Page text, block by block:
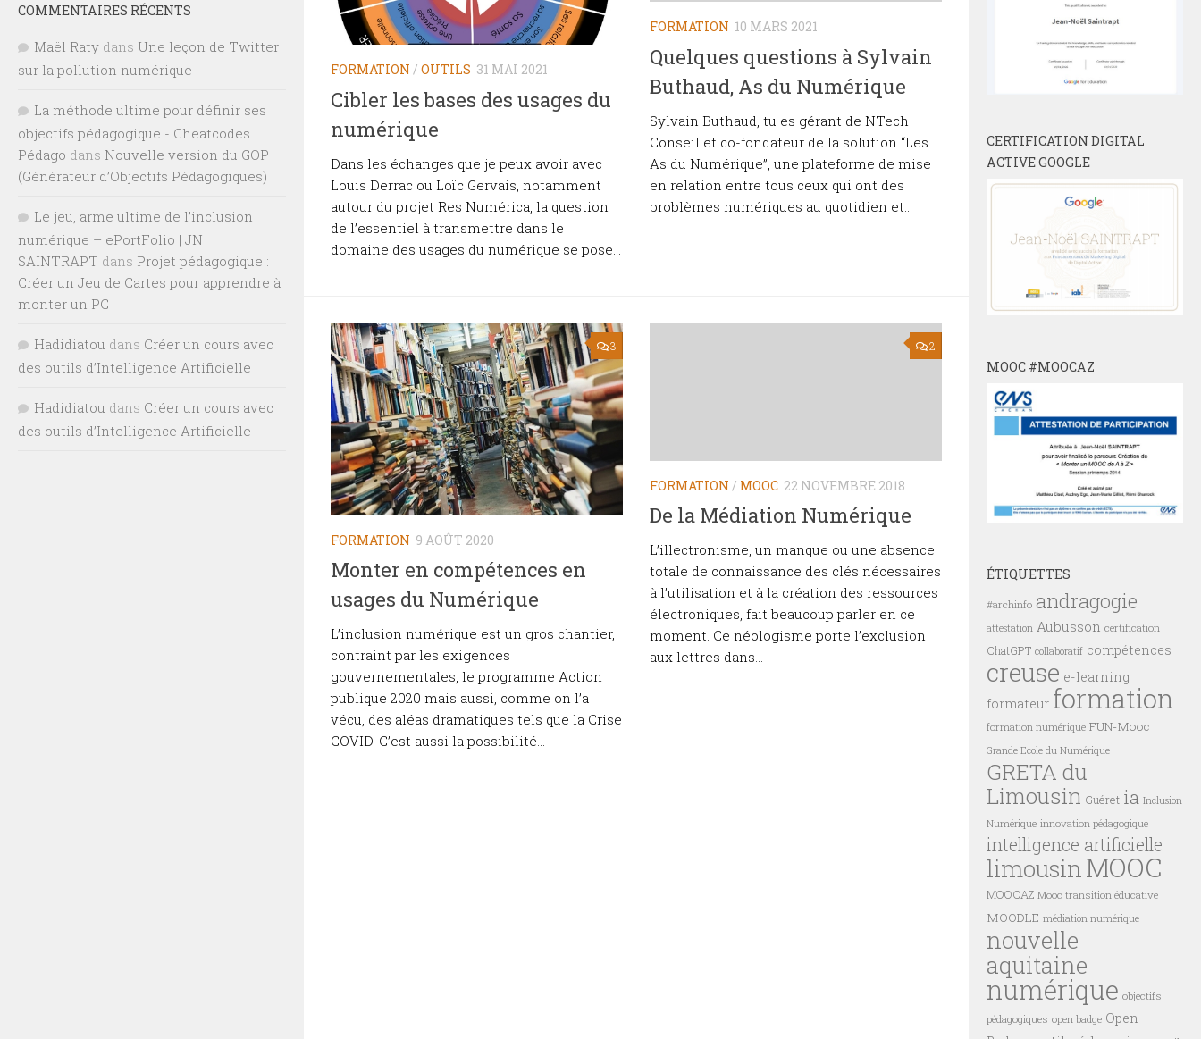
FORMATION / OUTILS 31 MAI 2021
Cibler les bases des usages du
numérique
Dans les échanges que je peux avoir avec
Louis Derrac ou Loïc Gervais, notamment
autour du projet Res Numérica, la question
de l’essentiel à transmettre dans le
domaine des usages du numérique se pose...
FORMATION 10 MARS 2021
Quelques questions à Sylvain
Buthaud, As du Numérique
Sylvain Buthaud, tu es gérant de NTech
Conseil et co-fondateur de la solution “Les
As du Numérique”, une plateforme de mise
en relation entre tous ceux qui ont des
problèmes numériques au quotidien et...
3
FORMATION 9 AOÛT 2020
Monter en compétences en
usages du Numérique
L’inclusion numérique est un gros chantier,
contraint par les exigences
gouvernementales, le programme Action
publique 2020 mais aussi, comme on l’a
vécu, des aléas dramatiques tels que la Crise
COVID. C’est aussi la possibilité...
2
FORMATION / MOOC 22 NOVEMBRE 2018
De la Médiation Numérique
L’illectronisme, un manque ou une absence
totale de connaissance des clés nécessaires
à l’utilisation et à la création des ressources
électroniques, fait beaucoup parler en ce
moment. Ce néologisme porte l’exclusion
aux lettres dans...
COMMENTAIRES RÉCENTS
Maël Raty dans Une leçon de Twitter
sur la pollution numérique
La méthode ultime pour définir ses
objectifs pédagogique - Cheatcodes
Pédago dans Nouvelle version du GOP
(Générateur d’Objectifs Pédagogiques)
Le jeu, arme ultime de l’inclusion
numérique – ePortFolio | JN
SAINTRAPT dans Projet pédagogique :
Créer un Jeu de Cartes pour apprendre à
monter un PC
Hadidiatou dans Créer un cours avec
des outils d’Intelligence Artificielle
Hadidiatou dans Créer un cours avec
des outils d’Intelligence Artificielle
CERTIFICATION DIGITAL
ACTIVE GOOGLE
MOOC #MOOCAZ
ÉTIQUETTES
#archinfo andragogie
attestation Aubusson certification
ChatGPT collaboratif compétences
creuse e-learning
formateur formation
formation numérique FUN-Mooc
Grande Ecole du Numérique
GRETA du
Limousin Guéret ia Inclusion
Numérique innovation pédagogique
intelligence artificielle
limousin MOOC
MOOCAZ Mooc transition éducative
MOODLE médiation numérique
nouvelle
aquitaine
numérique objectifs
pédagogiques open badge Open